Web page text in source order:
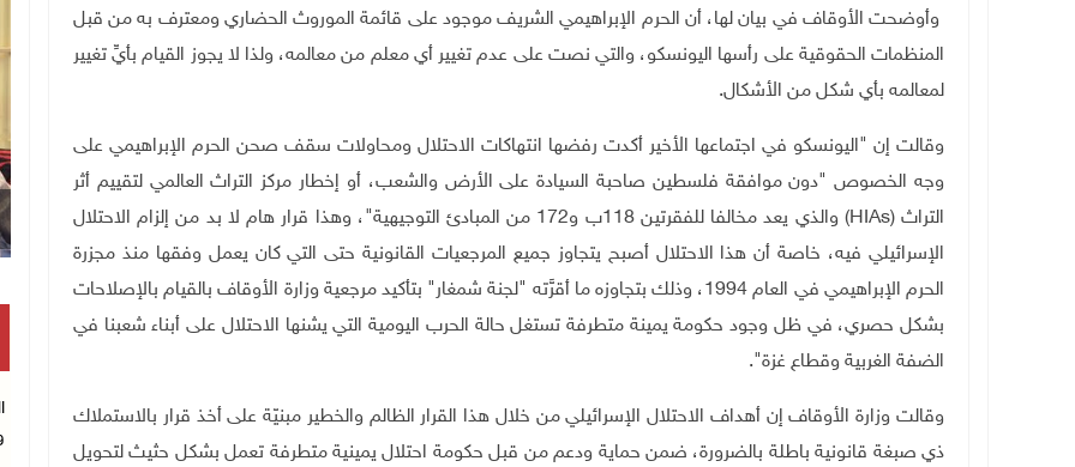
وأوضحت الأوقاف في بيان لها، أن الحرم الإبراهيمي الشريف موجود على قائمة الموروث الحضاري ومعترف به من قبل
المنظمات الحقوقية على رأسها اليونسكو، والتي نصت على عدم تغيير أي معلم من معالمه، ولذا لا يجوز القيام بأيِّ تغيير
لمعالمه بأي شكل من الأشكال.
وقالت إن "اليونسكو في اجتماعها الأخير أكدت رفضها انتهاكات الاحتلال ومحاولات سقف صحن الحرم الإبراهيمي على
وجه الخصوص "دون موافقة فلسطين صاحبة السيادة على الأرض والشعب، أو إخطار مركز التراث العالمي لتقييم أثر
التراث(HIAs)
والذي يعد مخالفا للفقرتين 118ب و172 من المبادئ التوجيهية"، وهذا قرار هام لا بد من إلزام الاحتلال
الإسرائيلي فيه، خاصة أن هذا الاحتلال أصبح يتجاوز جميع المرجعيات القانونية حتى التي كان يعمل وفقها منذ مجزرة
الحرم الإبراهيمي في العام 1994، وذلك بتجاوزه ما أقرَّته "لجنة شمغار" بتأكيد مرجعية وزارة الأوقاف بالقيام بالإصلاحات
بشكل حصري، في ظل وجود حكومة يمينة متطرفة تستغل حالة الحرب اليومية التي يشنها الاحتلال على أبناء شعبنا في
الضفة الغربية وقطاع غزة".
وقالت وزارة الأوقاف إن أهداف الاحتلال الإسرائيلي من خلال هذا القرار الظالم والخطير مبنيّة على أخذ قرار بالاستملاك
ذي صبغة قانونية باطلة بالضرورة، ضمن حماية ودعم من قبل حكومة احتلال يمينية متطرفة تعمل بشكل حثيث لتحويل